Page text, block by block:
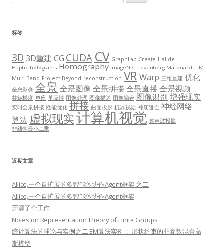
索：
标签
3D 3D重建 CG CUDA CV GraphLab Create Halide
Haptic holograms Homography ImageNet Levenberg-Marquardt LM
Multi-Band Project Beyond reconstruction VR Warp 三维重建 优化
全息影像 全景 全景图像 全景拼接全景直播 全景视频
共轭梯度 单应 单应性 图像处理 图像描述 图像融合 图像识别 增强现实
实时全景拼接 性能优化 拼接 曲面投影 机器视觉 神庙逃亡 神经网络
算法 虚拟现实计算机视觉 超声波投影
非线性最小二乘
近期文章
AIlice,一个自扩展的多智能体协作Agent框架 之二
AIlice,一个自扩展的多智能体协作Agent框架
开源了个工作
Notes on Representation Theory of Finite Groups
统计算法的理论与实例之二 EM算法实例： 形状约束的非参数混合高
斯模型